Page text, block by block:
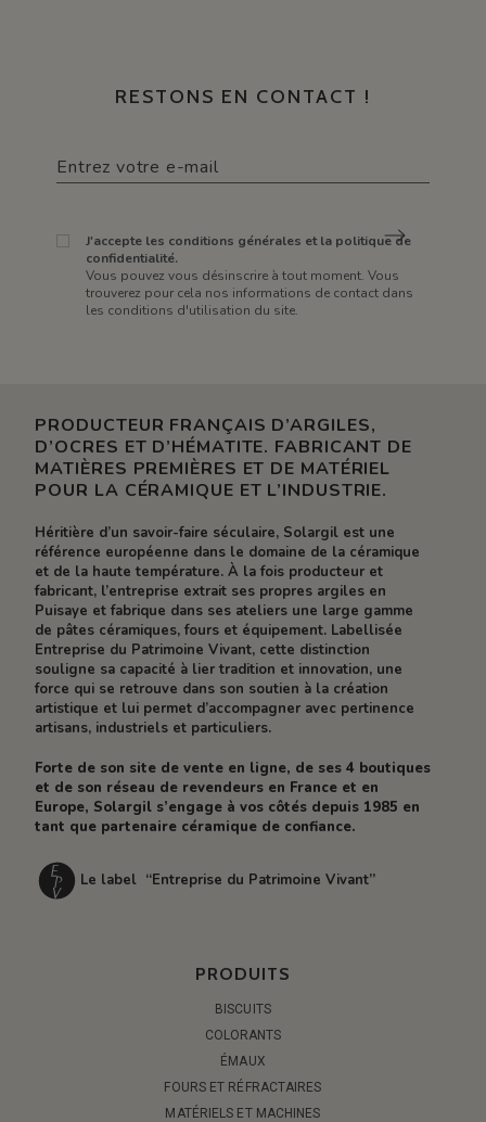
RESTONS EN CONTACT !
J'accepte les conditions générales et la politique de
confidentialité.
Vous pouvez vous désinscrire à tout moment. Vous
trouverez pour cela nos informations de contact dans
les conditions d'utilisation du site.
PRODUCTEUR FRANÇAIS D’ARGILES,
D’OCRES ET D’HÉMATITE. FABRICANT DE
MATIÈRES PREMIÈRES ET DE MATÉRIEL
POUR LA CÉRAMIQUE ET L’INDUSTRIE.
Héritière d’un savoir-faire séculaire, Solargil est une
référence européenne dans le domaine de la céramique
et de la haute température. À la fois producteur et
fabricant, l’entreprise extrait ses propres argiles en
Puisaye et fabrique dans ses ateliers une large gamme
de pâtes céramiques, fours et équipement. Labellisée
Entreprise du Patrimoine Vivant, cette distinction
souligne sa capacité à lier tradition et innovation, une
force qui se retrouve dans son soutien à la création
artistique et lui permet d’accompagner avec pertinence
artisans, industriels et particuliers.
Forte de son site de vente en ligne, de ses 4 boutiques
et de son réseau de revendeurs en France et en
Europe, Solargil s’engage à vos côtés depuis 1985 en
tant que partenaire céramique de confiance.
Le label “Entreprise du Patrimoine Vivant”
PRODUITS
BISCUITS
COLORANTS
ÉMAUX
FOURS ET RÉFRACTAIRES
MATÉRIELS ET MACHINES